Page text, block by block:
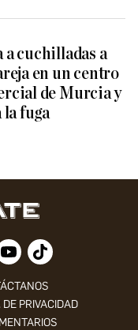
a cuchilladas a
en un centro
de Murcia y
la fuga
DE PRIVACIDAD